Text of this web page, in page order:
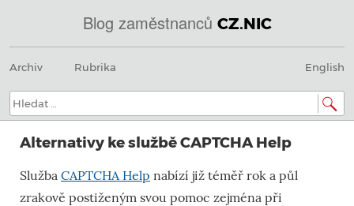
Blog zaměstnanců CZ.NIC
@
IN
SOA
domény.dns.enum.mojeid.internet.
nic.cz.
Menu
na
Archiv Rubrika English
Hledat:
Alternativy ke službě CAPTCHA Help
Služba CAPTCHA Help nabízí již téměř rok a půl
zrakově postiženým svou pomoc zejména při